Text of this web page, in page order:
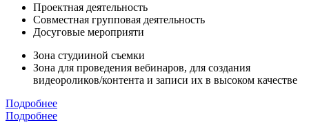
Проектная деятельность
Совместная групповая деятельность
Досуговые мероприяти
Зона студииной съемки
Зона для проведения вебинаров, для создания
видеороликов/контента и записи их в высоком качестве
Подробнее
Подробнее